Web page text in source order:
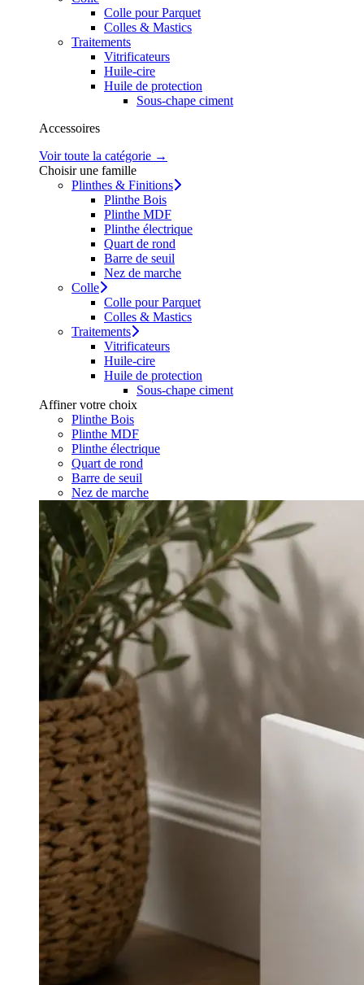
Colle pour Parquet
Colles & Mastics
Traitements
Vitrificateurs
Huile-cire
Huile de protection
Sous-chape ciment
Accessoires
Voir toute la catégorie →
Choisir une famille
Plinthes & Finitions
Plinthe Bois
Plinthe MDF
Plinthe électrique
Quart de rond
Barre de seuil
Nez de marche
Colle
Colle pour Parquet
Colles & Mastics
Traitements
Vitrificateurs
Huile-cire
Huile de protection
Sous-chape ciment
Affiner votre choix
Plinthe Bois
Plinthe MDF
Plinthe électrique
Quart de rond
Barre de seuil
Nez de marche